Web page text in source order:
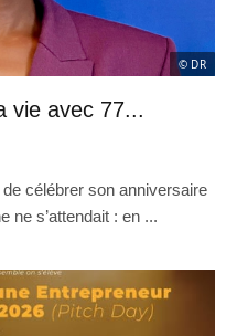
© DR
vie avec 77...
célébrer son anniversaire
ne s’attendait : en ...